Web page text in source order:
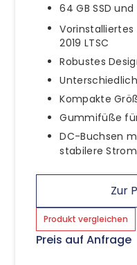
64 GB SSD
Vorinstalliertes
2019 LTSC
Robustes
Kompakte
Gummifüße
DC-Buchsen
stabilere
Zur
Produkt vergleichen
Preis auf Anfrage